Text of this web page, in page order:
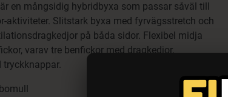
är en mångsidig hybridbyxa som passar såväl till
aktiviteter. Slitstark byxa med fyrvägsstretch och
på båda sidor. Flexibel midja
varav tre benfickor med dragkedjor.
tryckknappar.